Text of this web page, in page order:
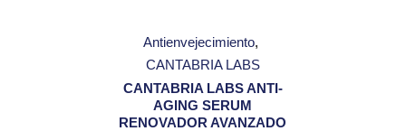
Antienvejecimiento
CANTABRIA LABS
CANTABRIA LABS ANTI-
AGING SERUM
RENOVADOR AVANZADO